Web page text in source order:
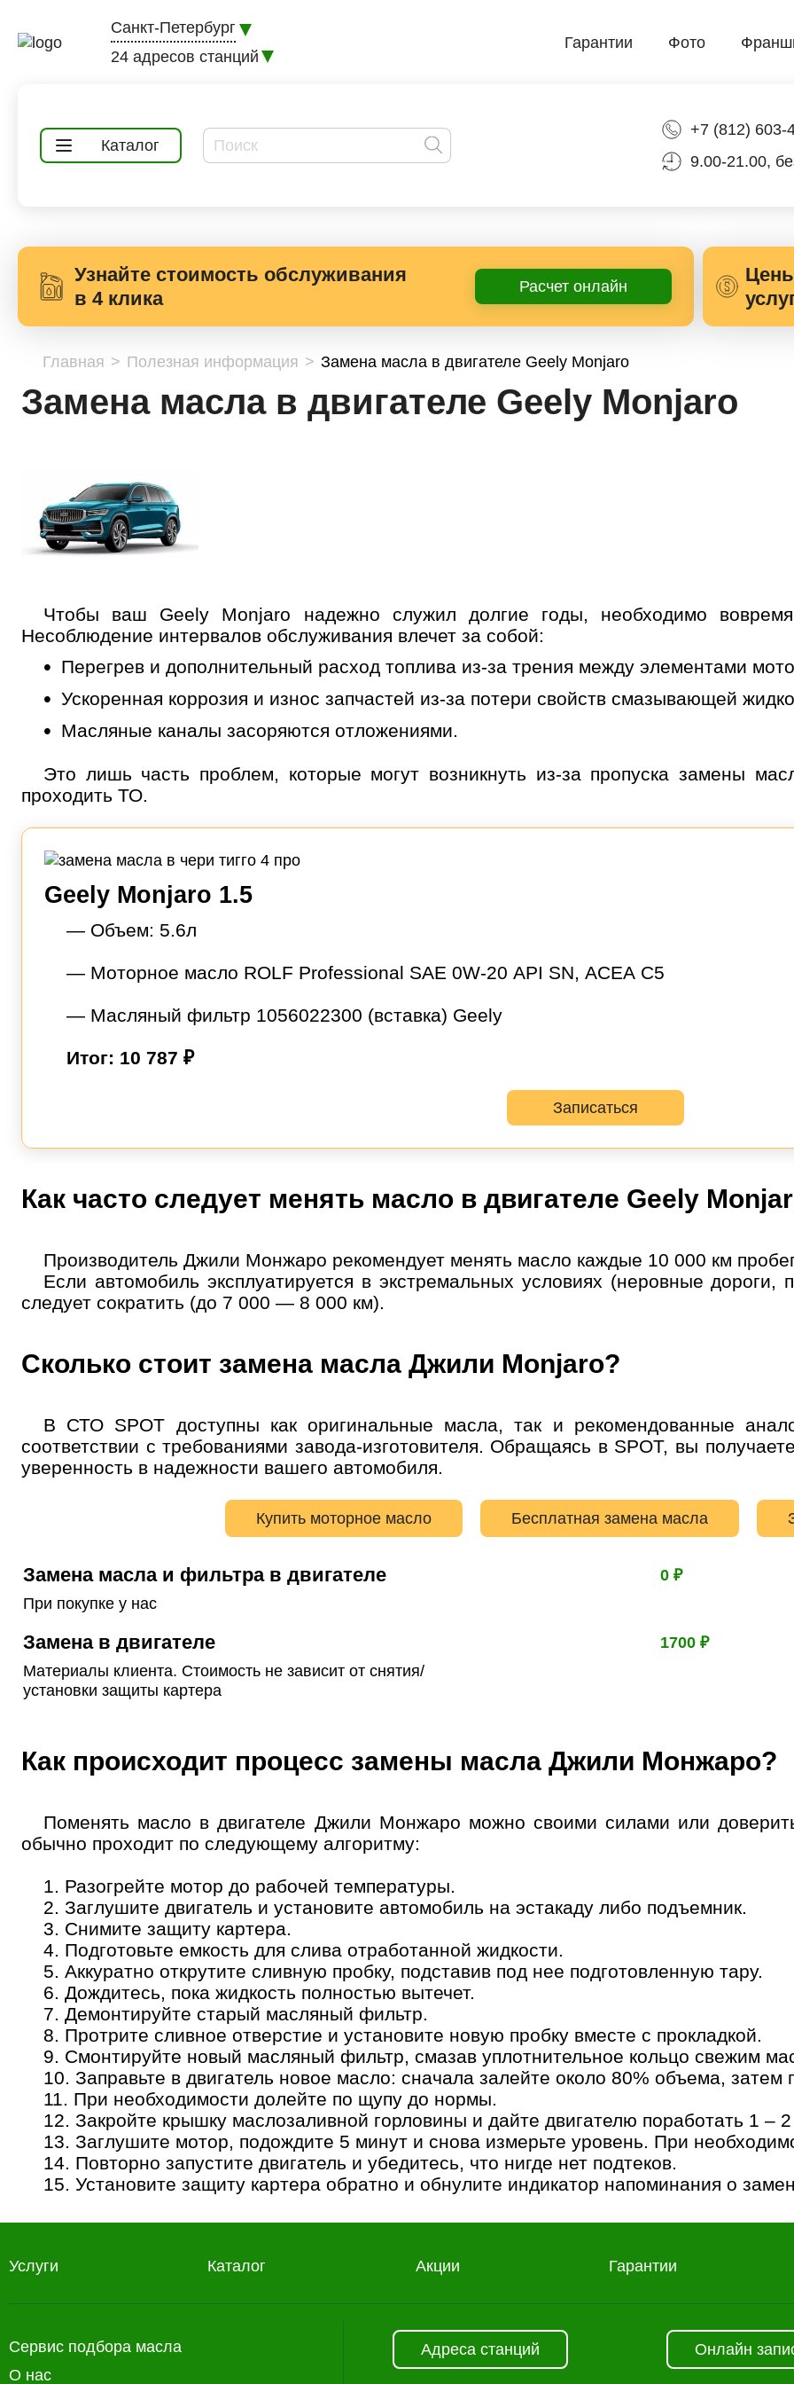
Санкт-Петербург
24 адресов станций
Гарантии Фото
Каталог
+7 (812) 603-
9.00-21.00,
Узнайте стоимость обслуживания
в 4 клика
Расчет онлайн
Главная Полезная информация Замена масла в двигателе Geely Monjaro
Замена масла в двигателе Geely Monjaro
Чтобы ваш Geely Monjaro надежно служил долгие годы, необходимо
Несоблюдение интервалов обслуживания влечет за собой:
Перегрев и дополнительный расход топлива из-за трения между элементами
Ускоренная коррозия и износ запчастей из-за потери свойств смазывающей
Масляные каналы засоряются отложениями.
Это лишь часть проблем, которые могут возникнуть из-за пропуска замены
проходить ТО.
Geely Monjaro 1.5
— Объем: 5.6л
— Моторное масло ROLF Professional SAE 0W-20 API SN, ACEA C5
— Масляный фильтр 1056022300 (вставка) Geely
Итог: 10 787 ₽
Записаться
Как часто следует менять масло в двигателе Geely
Производитель Джили Монжаро рекомендует менять масло каждые 10 000 км
Если автомобиль эксплуатируется в экстремальных условиях (неровные
следует сократить (до 7 000 — 8 000 км).
Сколько стоит замена масла Джили Monjaro?
В СТО SPOT доступны как оригинальные масла, так и рекомендованные
соответствии с требованиями завода-изготовителя. Обращаясь в SPOT, вы
уверенность в надежности вашего автомобиля.
Купить моторное масло Бесплатная замена масла
Замена масла и фильтра в двигателе
При покупке у нас
0 ₽
Замена в двигателе
Материалы клиента. Стоимость не зависит от снятия/
установки защиты картера
1700 ₽
Как происходит процесс замены масла Джили Монжаро?
Поменять масло в двигателе Джили Монжаро можно своими силами или
обычно проходит по следующему алгоритму:
1. Разогрейте мотор до рабочей температуры.
2. Заглушите двигатель и установите автомобиль на эстакаду либо подъемник.
3. Снимите защиту картера.
4. Подготовьте емкость для слива отработанной жидкости.
5. Аккуратно открутите сливную пробку, подставив под нее подготовленную тару.
6. Дождитесь, пока жидкость полностью вытечет.
7. Демонтируйте старый масляный фильтр.
8. Протрите сливное отверстие и установите новую пробку вместе с прокладкой.
9. Смонтируйте новый масляный фильтр, смазав уплотнительное кольцо свежим
10. Заправьте в двигатель новое масло: сначала залейте около 80% объема, затем
11. При необходимости долейте по щупу до нормы.
12. Закройте крышку маслозаливной горловины и дайте двигателю поработать 1 –
13. Заглушите мотор, подождите 5 минут и снова измерьте уровень. При
14. Повторно запустите двигатель и убедитесь, что нигде нет подтеков.
15. Установите защиту картера обратно и обнулите индикатор напоминания о
Услуги Каталог Акции Гарантии
Сервис подбора масла
О нас
Адреса станций Онлайн
Выберите одну или несколько услуг
Номер телефона ОК